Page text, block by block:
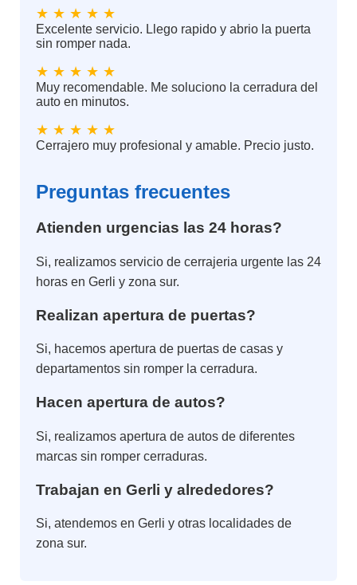
★ ★ ★ ★ ★
Excelente servicio. Llego rapido y abrio la puerta
sin romper nada.
★ ★ ★ ★ ★
Muy recomendable. Me soluciono la cerradura del
auto en minutos.
★ ★ ★ ★ ★
Cerrajero muy profesional y amable. Precio justo.
Preguntas frecuentes
Atienden urgencias las 24 horas?
Si, realizamos servicio de cerrajeria urgente las 24
horas en Gerli y zona sur.
Realizan apertura de puertas?
Si, hacemos apertura de puertas de casas y
departamentos sin romper la cerradura.
Hacen apertura de autos?
Si, realizamos apertura de autos de diferentes
marcas sin romper cerraduras.
Trabajan en Gerli y alrededores?
Si, atendemos en Gerli y otras localidades de
zona sur.